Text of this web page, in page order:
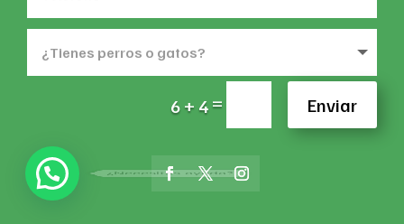
6 + 4= Enviar
¿Necesitas ayuda?